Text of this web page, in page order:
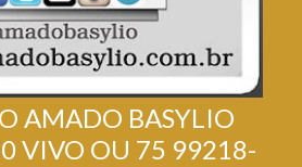
AMADO BASYLIO
VIVO OU 75 99218-